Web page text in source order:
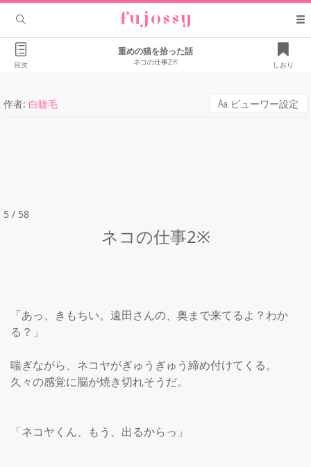
目次
重めの猫を拾った話
ネコの仕事2※ しおり
作者: 白睫毛 ビューワー設定
5 / 58
ネコの仕事2※
「あっ、きもちい。遠田さんの、奥まで来てるよ？わか
る？」
喘ぎながら、ネコヤがぎゅうぎゅう締め付けてくる。
久々の感覚に脳が焼き切れそうだ。
「ネコヤくん、もう、出るからっ」